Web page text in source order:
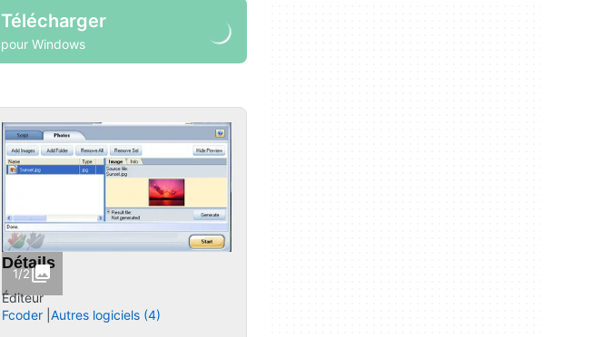
Télécharger
pour Windows
1/2
Détails
Éditeur
Fcoder Autres logiciels (4)